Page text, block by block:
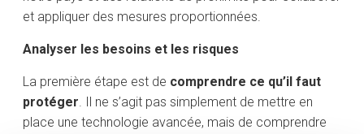
et appliquer des mesures proportionnées.
Analyser les besoins et les risques
La première étape est de comprendre ce qu’il faut
protéger. Il ne s’agit pas simplement de mettre en
place une technologie avancée, mais de comprendre